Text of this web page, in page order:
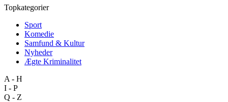
Topkategorier
Sport
Komedie
Samfund & Kultur
Nyheder
Ægte Kriminalitet
A - H
I - P
Q - Z